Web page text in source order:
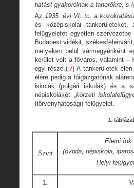
hatást gyakorolnak a tanerőkre, s
Az 1935. évi VI. tc. a
és középiskolai
felügyeletet egyetlen
Budapest vidékit,
melyeken belül vármegyénként
kerület volt a főváros, valamint –
egy része.)[7] A tankerületek
élére pedig a főigazgatónak
iskolák (polgári iskolák) és a
népiskolákét „ körzeti
(törvényhatósági) felügyelet.
1.
Szint
Elemi fok
(óvoda, népiskola,
Helyi
1.